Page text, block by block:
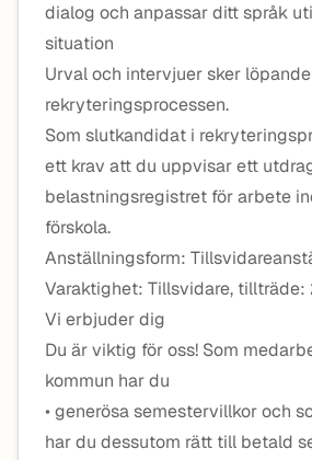
dialog och anpassar ditt språk
situation
Urval och intervjuer sker
rekryteringsprocessen.
Som slutkandidat i
ett krav att du uppvisar ett
belastningsregistret för arbete
förskola.
Anställningsform:
Varaktighet: Tillsvidare,
Vi erbjuder dig
Du är viktig för oss! Som
kommun har du
• generösa semestervillkor och
har du dessutom rätt till betald